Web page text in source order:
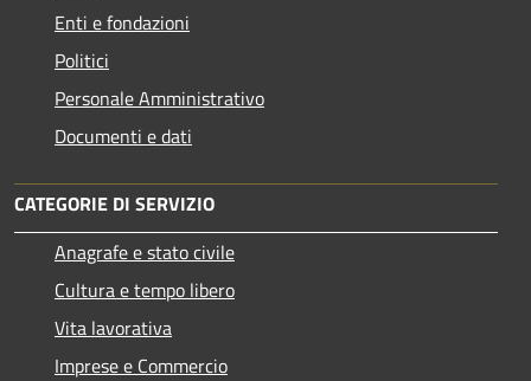
Enti e fondazioni
Politici
Personale Amministrativo
Documenti e dati
CATEGORIE DI SERVIZIO
Anagrafe e stato civile
Cultura e tempo libero
Vita lavorativa
Imprese e Commercio